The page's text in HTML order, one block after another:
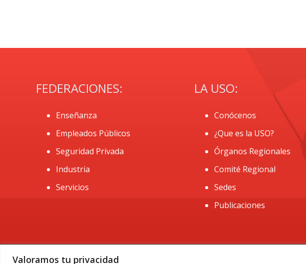
Valoramos tu privacidad
FEDERACIONES:
Enseñanza
Empleados Públicos
Seguridad Privada
Industria
Servicios
LA USO:
Conócenos
¿Que es la USO?
Órganos Regionales
Comité Regional
Sedes
Publicaciones